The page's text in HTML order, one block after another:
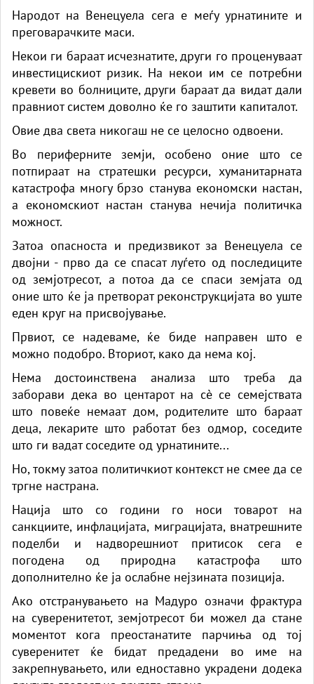
Народот на Венецуела сега е меѓу урнатините и
преговарачките маси.
Некои ги бараат исчезнатите, други го проценуваат
инвестицискиот ризик. На некои им се потребни
кревети во болниците, други бараат да видат дали
правниот систем доволно ќе го заштити капиталот.
Овие два света никогаш не се целосно одвоени.
Во периферните земји, особено оние што се
потпираат на стратешки ресурси, хуманитарната
катастрофа многу брзо станува економски настан,
а економскиот настан станува нечија политичка
можност.
Затоа опасноста и предизвикот за Венецуела се
двојни - прво да се спасат луѓето од последиците
од земјотресот, а потоа да се спаси земјата од
оние што ќе ја претворат реконструкцијата во уште
еден круг на присвојување.
Првиот, се надеваме, ќе биде направен што е
можно подобро. Вториот, како да нема кој.
Нема достоинствена анализа што треба да
заборави дека во центарот на сè се семејствата
што повеќе немаат дом, родителите што бараат
деца, лекарите што работат без одмор, соседите
што ги вадат соседите од урнатините...
Но, токму затоа политичкиот контекст не смее да се
тргне настрана.
Нација што со години го носи товарот на
санкциите, инфлацијата, миграцијата, внатрешните
поделби и надворешниот притисок сега е
погодена од природна катастрофа што
дополнително ќе ја ослабне нејзината позиција.
Ако отстранувањето на Мадуро означи фрактура
на суверенитетот, земјотресот би можел да стане
моментот кога преостанатите парчиња од тој
суверенитет ќе бидат предадени во име на
закрепнувањето, или едноставно украдени додека